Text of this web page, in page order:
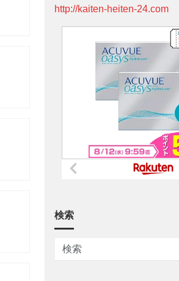
http://kaiten-heiten-24.com
検索